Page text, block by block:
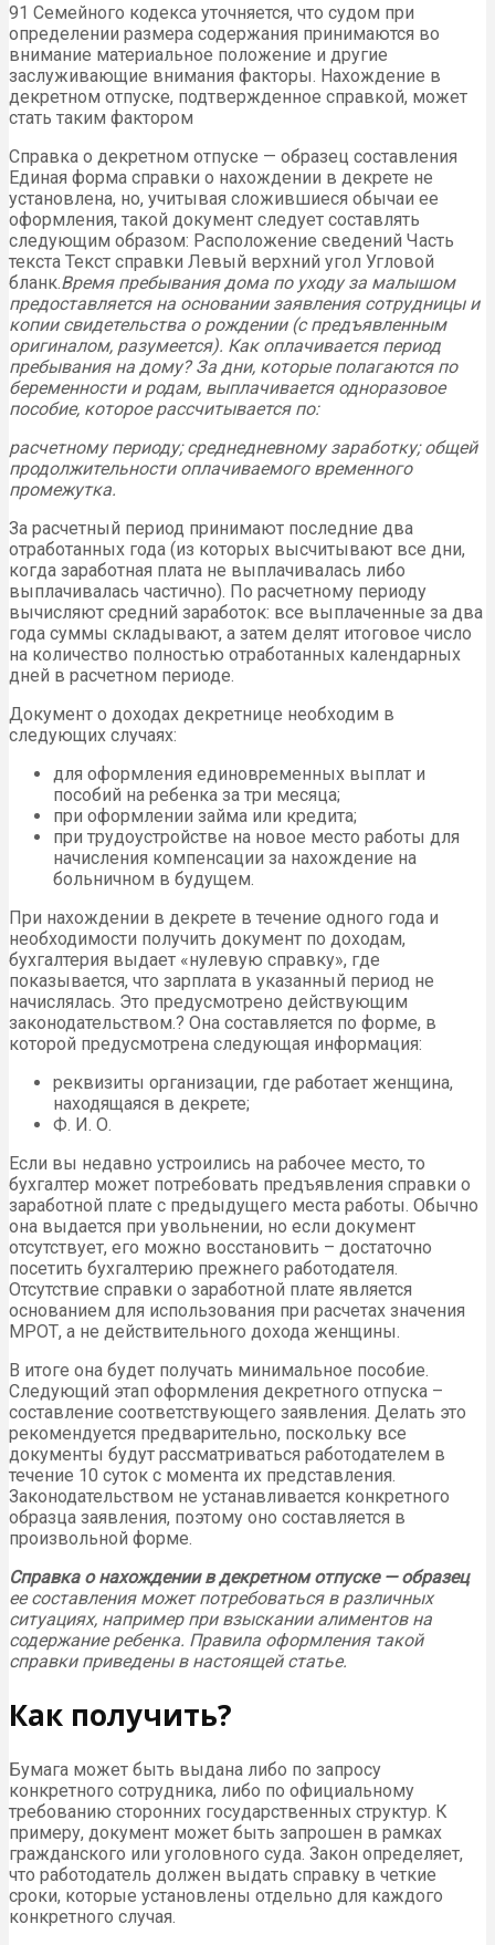
91 Семейного кодекса уточняется, что судом при
определении размера содержания принимаются во
внимание материальное положение и другие
заслуживающие внимания факторы. Нахождение в
декретном отпуске, подтвержденное справкой, может
стать таким фактором
Справка о декретном отпуске — образец составления
Единая форма справки о нахождении в декрете не
установлена, но, учитывая сложившиеся обычаи ее
оформления, такой документ следует составлять
следующим образом: Расположение сведений Часть
текста Текст справки Левый верхний угол Угловой
бланк. Время пребывания дома по уходу за малышом
предоставляется на основании заявления сотрудницы и
копии свидетельства о рождении (с предъявленным
оригиналом, разумеется). Как оплачивается период
пребывания на дому? За дни, которые полагаются по
беременности и родам, выплачивается одноразовое
пособие, которое рассчитывается по:
расчетному периоду; среднедневному заработку; общей
продолжительности оплачиваемого временного
промежутка.
За расчетный период принимают последние два
отработанных года (из которых высчитывают все дни,
когда заработная плата не выплачивалась либо
выплачивалась частично). По расчетному периоду
вычисляют средний заработок: все выплаченные за два
года суммы складывают, а затем делят итоговое число
на количество полностью отработанных календарных
дней в расчетном периоде.
Документ о доходах декретнице необходим в
следующих случаях:
для оформления единовременных выплат и
пособий на ребенка за три месяца;
при оформлении займа или кредита;
при трудоустройстве на новое место работы для
начисления компенсации за нахождение на
больничном в будущем.
При нахождении в декрете в течение одного года и
необходимости получить документ по доходам,
бухгалтерия выдает «нулевую справку», где
показывается, что зарплата в указанный период не
начислялась. Это предусмотрено действующим
законодательством.? Она составляется по форме, в
которой предусмотрена следующая информация:
реквизиты организации, где работает женщина,
находящаяся в декрете;
Ф. И. О.
Если вы недавно устроились на рабочее место, то
бухгалтер может потребовать предъявления справки о
заработной плате с предыдущего места работы. Обычно
она выдается при увольнении, но если документ
отсутствует, его можно восстановить – достаточно
посетить бухгалтерию прежнего работодателя.
Отсутствие справки о заработной плате является
основанием для использования при расчетах значения
МРОТ, а не действительного дохода женщины.
В итоге она будет получать минимальное пособие.
Следующий этап оформления декретного отпуска –
составление соответствующего заявления. Делать это
рекомендуется предварительно, поскольку все
документы будут рассматриваться работодателем в
течение 10 суток с момента их представления.
Законодательством не устанавливается конкретного
образца заявления, поэтому оно составляется в
произвольной форме.
Справка о нахождении в декретном отпуске — образец
ее составления может потребоваться в различных
ситуациях, например при взыскании алиментов на
содержание ребенка. Правила оформления такой
справки приведены в настоящей статье.
Как получить?
Бумага может быть выдана либо по запросу
конкретного сотрудника, либо по официальному
требованию сторонних государственных структур. К
примеру, документ может быть запрошен в рамках
гражданского или уголовного суда. Закон определяет,
что работодатель должен выдать справку в четкие
сроки, которые установлены отдельно для каждого
конкретного случая.